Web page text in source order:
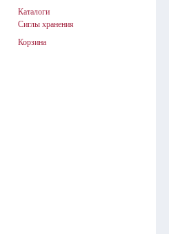
Каталоги
Сиглы хранения
Корзина